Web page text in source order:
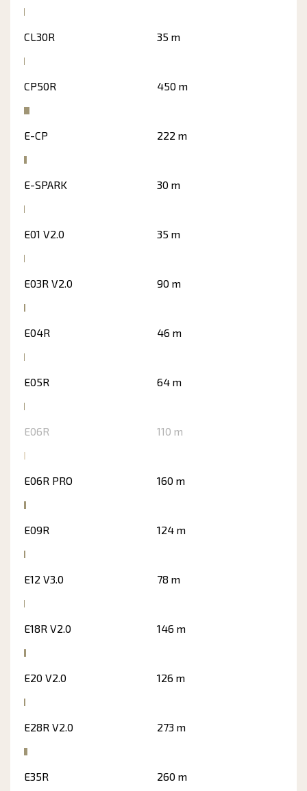
CL30R 35 m
CP50R 450 m
E-CP 222 m
E-SPARK 30 m
E01 V2.0 35 m
E03R V2.0 90 m
E04R 46 m
E05R 64 m
E06R 110 m
E06R PRO 160 m
E09R 124 m
E12 V3.0 78 m
E18R V2.0 146 m
E20 V2.0 126 m
E28R V2.0 273 m
E35R 260 m